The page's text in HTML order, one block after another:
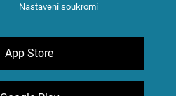
Nastavení soukromí
App Store